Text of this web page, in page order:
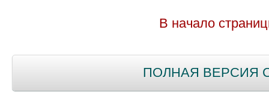
В начало
ПОЛНАЯ ВЕРСИЯ